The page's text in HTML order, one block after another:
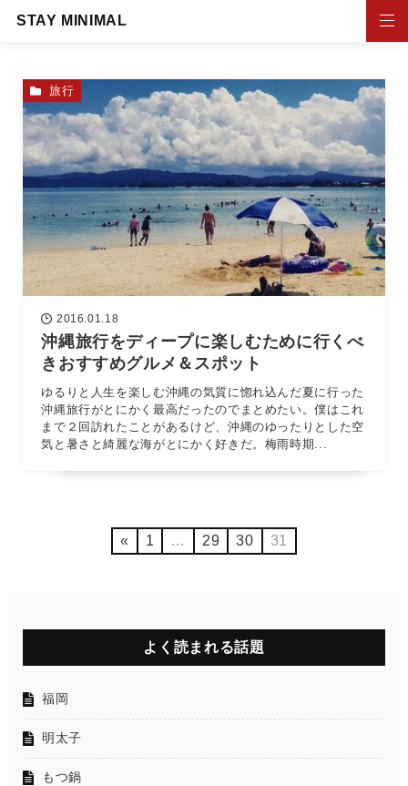
STAY MINIMAL
2016.01.18
沖縄旅行をディープに楽しむために行くべ
きおすすめグルメ＆スポット
ゆるりと人生を楽しむ沖縄の気質に惚れ込んだ夏に行った
沖縄旅行がとにかく最高だったのでまとめたい。僕はこれ
まで２回訪れたことがあるけど、沖縄のゆったりとした空
気と暑さと綺麗な海がとにかく好きだ。梅雨時期...
旅行
« 1 … 29 30 31
よく読まれる話題
福岡
明太子
もつ鍋